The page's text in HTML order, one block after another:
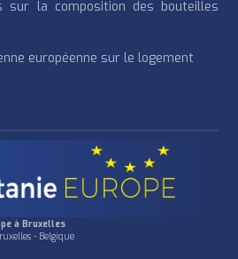
sur la composition des bouteilles
européenne sur le logement
à Bruxelles
- Belgique